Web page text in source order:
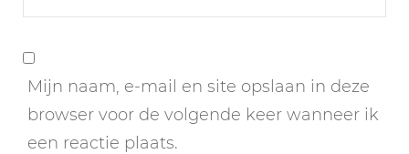
Mijn naam, e-mail en site opslaan in deze
browser voor de volgende keer wanneer ik
een reactie plaats.